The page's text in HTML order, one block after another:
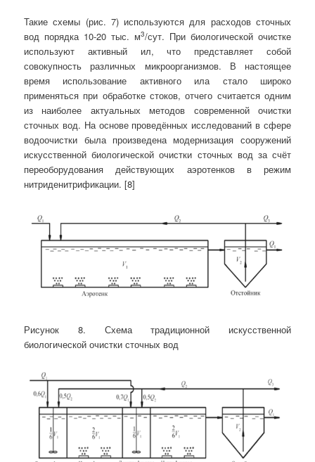
Такие схемы (рис. 7) используются для расходов сточных
вод порядка 10-20 тыс. м3/сут. При биологической очистке
используют активный ил, что представляет собой
совокупность различных микроорганизмов. В настоящее
время использование активного ила стало широко
применяться при обработке стоков, отчего считается одним
из наиболее актуальных методов современной очистки
сточных вод. На основе проведённых исследований в сфере
водоочистки была произведена модернизация сооружений
искусственной биологической очистки сточных вод за счёт
переоборудования действующих аэротенков в режим
нитриденитрификации. [8]
Рисунок 8. Схема традиционной искусственной
биологической очистки сточных вод